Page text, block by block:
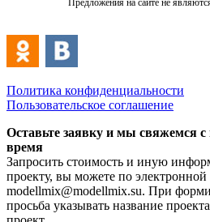
Предложения на сайте не
Политика конфиденциальности
Пользовательское соглашение
Оставьте заявку и мы свяжемся
время
Запросить стоимость и иную
проекту, вы можете по электронной
modellmix@modellmix.su. При
просьба указывать название